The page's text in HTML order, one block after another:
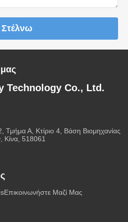
Στέλνω
Technology Co., Ltd.
Τμήμα Α, Κτίριο 4, Βάση Βιομηχανίας
Κίνα, 518061
Επικοινωνήστε Μαζί Μας